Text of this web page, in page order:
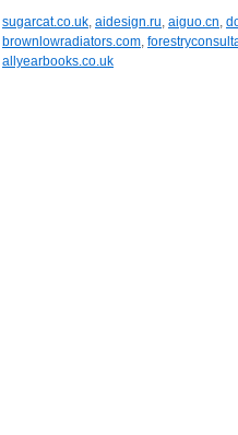
sugarcat.co.uk, aidesign.ru, aiguo.cn,
brownlowradiators.com,
allyearbooks.co.uk